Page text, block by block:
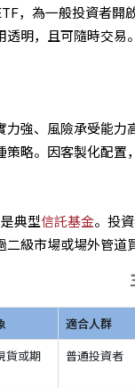
，為一般投資者開
透明，且可隨時交
力強、風險承受能
略。因客製化配置
典型信託基金。投
級市場或場外管道
適合人群
貨或期
普通投資者